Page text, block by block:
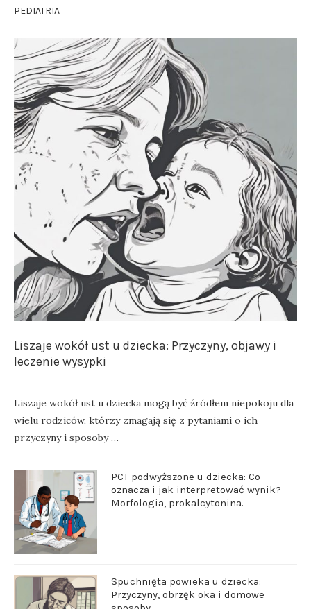
PEDIATRIA
Liszaje wokół ust u dziecka: Przyczyny, objawy i
leczenie wysypki
Liszaje wokół ust u dziecka mogą być źródłem niepokoju dla
wielu rodziców, którzy zmagają się z pytaniami o ich
przyczyny i sposoby …
PCT podwyższone u dziecka: Co
oznacza i jak interpretować wynik?
Morfologia, prokalcytonina.
Spuchnięta powieka u dziecka:
Przyczyny, obrzęk oka i domowe